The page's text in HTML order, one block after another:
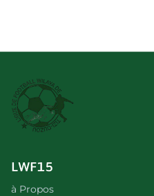
LWF15
à Propos